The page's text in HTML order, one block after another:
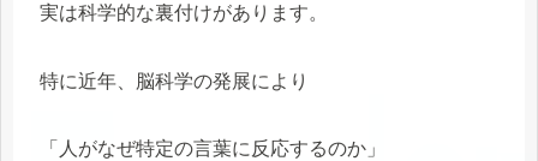
実は科学的な裏付けがあります。
特に近年、脳科学の発展により
「人がなぜ特定の言葉に反応するのか」